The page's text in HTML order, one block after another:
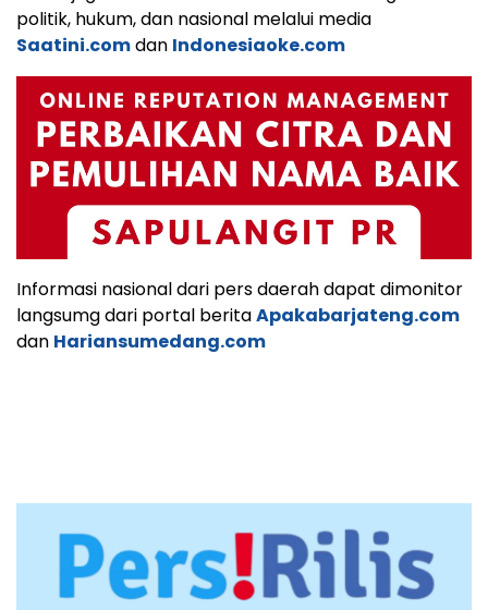
politik, hukum, dan nasional melalui media
Saatini.comdan Indonesiaoke.com
Informasi nasional dari pers daerah dapat dimonitor
langsumg dari portal beritaApakabarjateng.com
dan Hariansumedang.com